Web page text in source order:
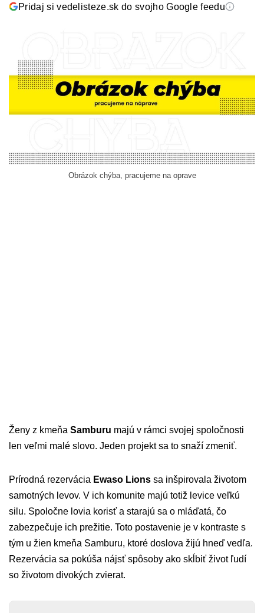
Pridaj si vedelisteze.sk do svojho Google feedu
Obrázok chýba, pracujeme na oprave
Ženy z kmeňa Samburu majú v rámci svojej spoločnosti
len veľmi malé slovo. Jeden projekt sa to snaží zmeniť.
Prírodná rezervácia Ewaso Lions sa inšpirovala životom
samotných levov. V ich komunite majú totiž levice veľkú
silu. Spoločne lovia korisť a starajú sa o mláďatá, čo
zabezpečuje ich prežitie. Toto postavenie je v kontraste s
tým u žien kmeňa Samburu, ktoré doslova žijú hneď vedľa.
Rezervácia sa pokúša nájsť spôsoby ako skĺbiť život ľudí
so životom divokých zvierat.